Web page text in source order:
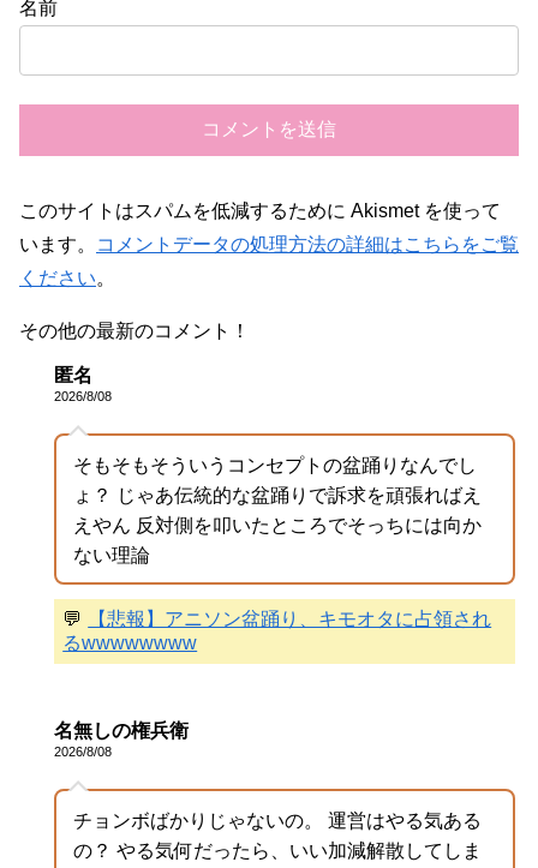
名前
このサイトはスパムを低減するために Akismet を使って
います。
コメントデータの処理方法の詳細はこちらをご覧
ください。
その他の最新のコメント！
匿名
2026/8/08
そもそもそういうコンセプトの盆踊りなんでし
ょ？ じゃあ伝統的な盆踊りで訴求を頑張ればえ
えやん 反対側を叩いたところでそっちには向か
ない理論
💬
【悲報】アニソン盆踊り、キモオタに占領され
るwwwwwwww
名無しの権兵衛
2026/8/08
チョンボばかりじゃないの。 運営はやる気ある
の？ やる気何だったら、いい加減解散してしま